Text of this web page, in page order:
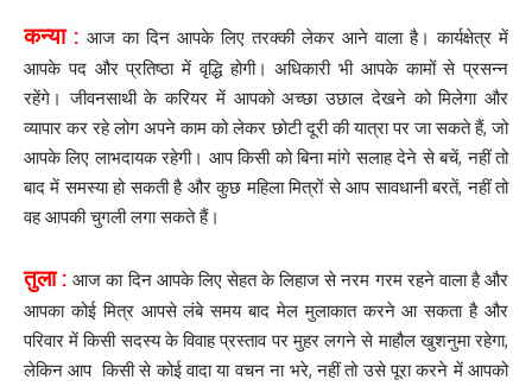
कन्या : आज का दिन आपके लिए तरक्की लेकर आने वाला है। कार्यक्षेत्र में
आपके पद और प्रतिष्ठा में वृद्धि होगी। अधिकारी भी आपके कामों से प्रसन्न
रहेंगे। जीवनसाथी के करियर में आपको अच्छा उछाल देखने को मिलेगा और
व्यापार कर रहे लोग अपने काम को लेकर छोटी दूरी की यात्रा पर जा सकते हैं, जो
आपके लिए लाभदायक रहेगी। आप किसी को बिना मांगे सलाह देने से बचें, नहीं तो
बाद में समस्या हो सकती है और कुछ महिला मित्रों से आप सावधानी बरतें, नहीं तो
वह आपकी चुगली लगा सकते हैं।
तुला : आज का दिन आपके लिए सेहत के लिहाज से नरम गरम रहने वाला है और
आपका कोई मित्र आपसे लंबे समय बाद मेल मुलाकात करने आ सकता है और
परिवार में किसी सदस्य के विवाह प्रस्ताव पर मुहर लगने से माहौल खुशनुमा रहेगा,
लेकिन आप किसी से कोई वादा या वचन ना भरे, नहीं तो उसे पूरा करने में आपको